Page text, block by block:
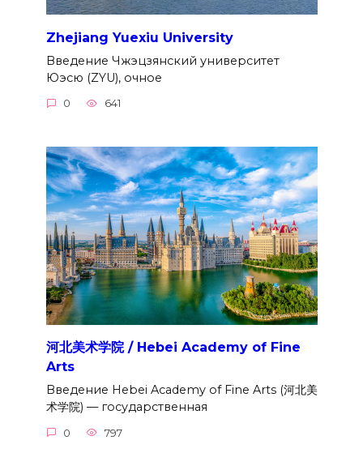
Zhejiang Yuexiu University
Введение Чжэцзянский университет
Юэсю (ZYU), очное
0 641
河北美术学院 / Hebei Academy of Fine
Arts
Введение Hebei Academy of Fine Arts (河北美
术学院) — государственная
0 797